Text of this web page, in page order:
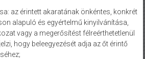
az érintett akaratának önkéntes, konkrét
alapuló és egyértelmű kinyilvánítása,
vagy a megerősítést félreérthetetlenül
hogy beleegyezését adja az őt érintő